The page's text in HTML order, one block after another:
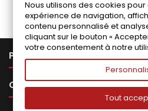
PRODUCTS
OUR COMPANY
Nous utilisons des cookies
expérience de navigation,
contenu personnalisé et
cliquant sur le bouton «
votre consentement à notre
Tout